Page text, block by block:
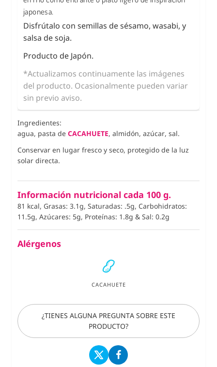
japonesa.
Disfrútalo con semillas de sésamo, wasabi, y
salsa de soja.
Producto de Japón.
*Actualizamos continuamente las imágenes
del producto. Ocasionalmente pueden variar
sin previo aviso.
Ingredientes:
agua, pasta de CACAHUETE, almidón, azúcar, sal.
Conservar en lugar fresco y seco, protegido de la luz
solar directa.
Información nutricional cada 100 g.
81 kcal, Grasas: 3.1g, Saturadas: .5g, Carbohidratos:
11.5g, Azúcares: 5g, Proteínas: 1.8g & Sal: 0.2g
Alérgenos
CACAHUETE
¿TIENES ALGUNA PREGUNTA SOBRE ESTE
PRODUCTO?